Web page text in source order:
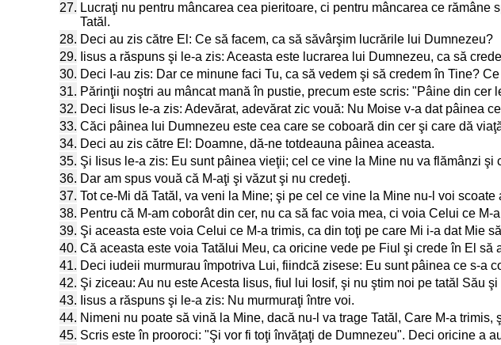
27. Lucraţi nu pentru mâncarea cea pieritoare, ci pentru mâncarea ce
Tatăl.
28. Deci au zis către El: Ce să facem, ca să săvârşim lucrările lui Dumnezeu?
29. Iisus a răspuns şi le-a zis: Aceasta este lucrarea lui Dumnezeu, ca să
30. Deci I-au zis: Dar ce minune faci Tu, ca să vedem şi să credem în Tine?
31. Părinţii noştri au mâncat mană în pustie, precum este scris: "Pâine din cer
32. Deci Iisus le-a zis: Adevărat, adevărat zic vouă: Nu Moise v-a dat pâinea
33. Căci pâinea lui Dumnezeu este cea care se coboară din cer şi care dă
34. Deci au zis către El: Doamne, dă-ne totdeauna pâinea aceasta.
35. Şi Iisus le-a zis: Eu sunt pâinea vieţii; cel ce vine la Mine nu va flămânzi
36. Dar am spus vouă că M-aţi şi văzut şi nu credeţi.
37. Tot ce-Mi dă Tatăl, va veni la Mine; şi pe cel ce vine la Mine nu-l voi scoate
38. Pentru că M-am coborât din cer, nu ca să fac voia mea, ci voia Celui ce M-
39. Şi aceasta este voia Celui ce M-a trimis, ca din toţi pe care Mi i-a dat Mie
40. Că aceasta este voia Tatălui Meu, ca oricine vede pe Fiul şi crede în El
41. Deci iudeii murmurau împotriva Lui, fiindcă zisese: Eu sunt pâinea ce s-a
42. Şi ziceau: Au nu este Acesta Iisus, fiul lui Iosif, şi nu ştim noi pe tatăl Său
43. Iisus a răspuns şi le-a zis: Nu murmuraţi între voi.
44. Nimeni nu poate să vină la Mine, dacă nu-l va trage Tatăl, Care M-a
45. Scris este în prooroci: "Şi vor fi toţi învăţaţi de Dumnezeu". Deci oricine a